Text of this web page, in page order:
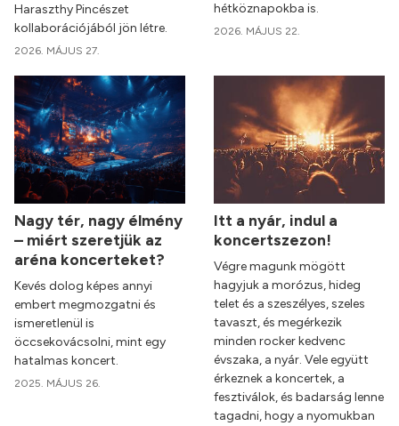
Haraszthy Pincészet
kollaborációjából jön létre.
2026. MÁJUS 27.
hétköznapokba is.
2026. MÁJUS 22.
Nagy tér, nagy élmény
– miért szeretjük az
aréna koncerteket?
Kevés dolog képes annyi
embert megmozgatni és
ismeretlenül is
öccsekovácsolni, mint egy
hatalmas koncert.
2025. MÁJUS 26.
Itt a nyár, indul a
koncertszezon!
Végre magunk mögött
hagyjuk a morózus, hideg
telet és a szeszélyes, szeles
tavaszt, és megérkezik
minden rocker kedvenc
évszaka, a nyár. Vele együtt
érkeznek a koncertek, a
fesztiválok, és badarság lenne
tagadni, hogy a nyomukban